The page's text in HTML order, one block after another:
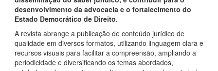
desenvolvimento da advocacia e o fortalecimento do
Estado Democrático de Direito.
A revista abrange a publicação de conteúdo jurídico de
qualidade em diversos formatos, utilizando linguagem clara e
recursos visuais para facilitar a compreensão, ampliando a
periodicidade e diversificando os temas abordados,